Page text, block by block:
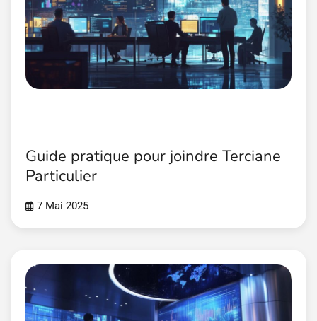
Guide pratique pour joindre Terciane
Particulier
7 Mai 2025